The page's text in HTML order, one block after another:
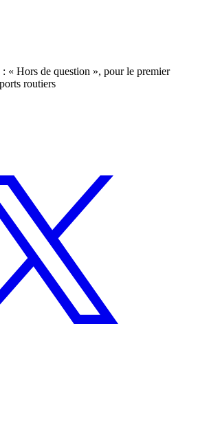
« Hors de question », pour le premier
routiers